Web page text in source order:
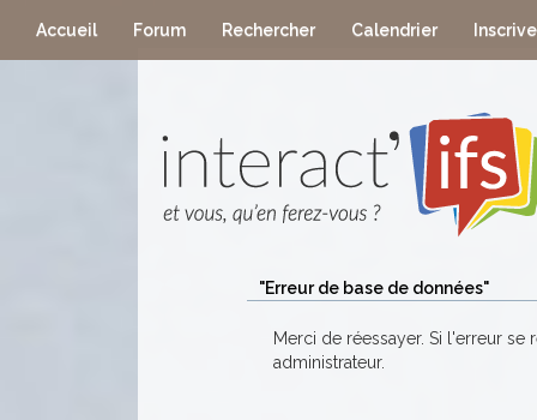
Accueil Forum Rechercher Calendrier
"Erreur de base de données"
Merci de réessayer. Si l'erreur
administrateur.